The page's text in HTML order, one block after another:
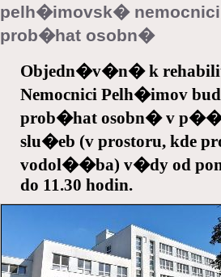
pelh�imovsk�
prob�hat osobn�
Objedn�v�n� k
Nemocnici Pelh�imov
prob�hat osobn� v
slu�eb (v prostoru, kde
vodol��ba) v�dy od
do 11.30 hodin.